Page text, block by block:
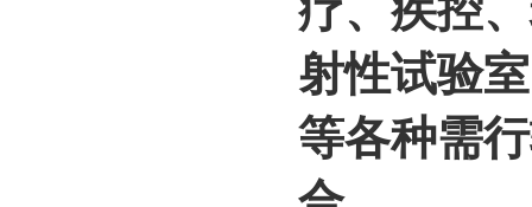
射性试验
等各种需